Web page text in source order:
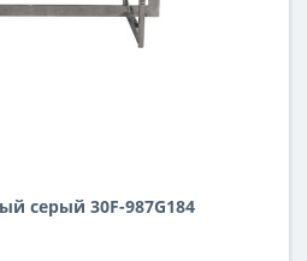
серый 30F-987G184